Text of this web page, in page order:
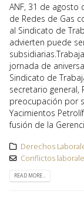
ANF, 31 de agosto
de Redes de Gas
al Sindicato de
advierten puede
jornada de
Sindicato de
secretario general,
preocupación por
Yacimientos
fusión de la
Derechos
Conflictos
READ MORE...